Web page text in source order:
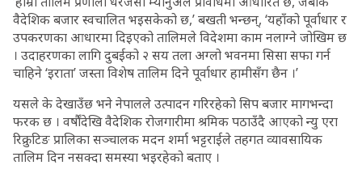
वैदेशिक बजार स्वचालित भइसकेको छ,’ बखती भन्छन्, ‘यहाँको पूर्वाधार र
उपकरणका आधारमा दिइएको तालिमले विदेशमा काम नलाग्ने जोखिम छ
। उदाहरणका लागि दुबईको २ सय तला अग्लो भवनमा सिसा सफा गर्न
चाहिने ‘इराता’ जस्ता विशेष तालिम दिने पूर्वाधार हामीसँग छैन ।’
यसले के देखाउँछ भने नेपालले उत्पादन गरिरहेको सिप बजार मागभन्दा
फरक छ । वर्षौंदेखि वैदेशिक रोजगारीमा श्रमिक पठाउँदै आएको न्यु एरा
रिक्रुटिङ प्रालिका सञ्चालक मदन शर्मा भट्टराईले तहगत व्यावसायिक
तालिम दिन नसक्दा समस्या भइरहेको बताए ।